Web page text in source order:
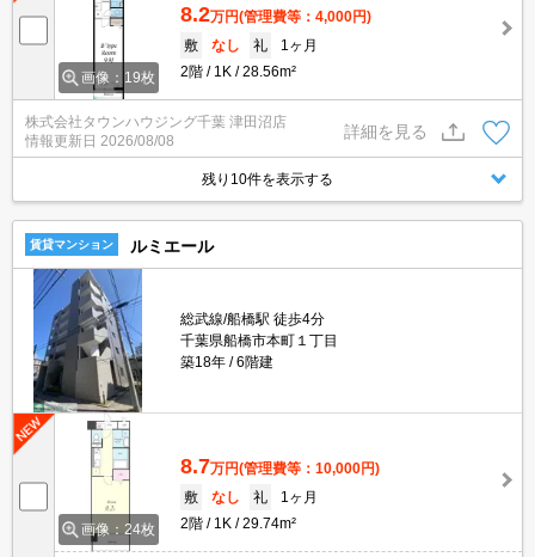
画像：19枚
8.2万円(管理費等：4,000円)
敷
なし 礼
1ヶ月
2階
1K 28.56m²
株式会社タウンハウジング千葉 津田沼店
情報更新日 2026/08/08
詳細を見る
残り10件を表示する
賃貸マンション ルミエール
総武線/船橋駅 徒歩4分
千葉県船橋市本町１丁目
築18年
6階建
画像：24枚
8.7万円(管理費等：10,000円)
敷
なし 礼
1ヶ月
2階
1K 29.74m²